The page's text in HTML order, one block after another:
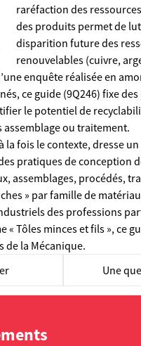
raréfaction des
des produits permet de
disparition future des
renouvelables (cuivre,
enquête réalisée en
ce guide (9Q246) fixe
le potentiel de
assemblage ou traitement.
la fois le contexte, dresse
pratiques de conception
assemblages, procédés,
» par famille de
des professions
« Tôles minces et fils », ce
de la Mécanique.
Une